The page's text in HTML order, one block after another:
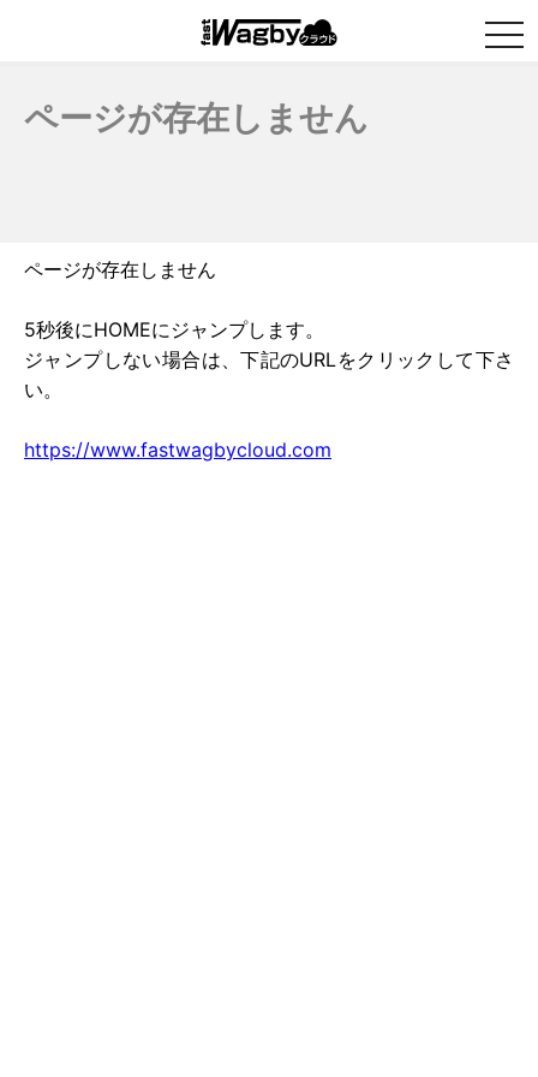
ページが存在しません
ページが存在しません
5秒後にHOMEにジャンプします。
ジャンプしない場合は、下記のURLをクリックして下さ
い。
https://www.fastwagbycloud.com